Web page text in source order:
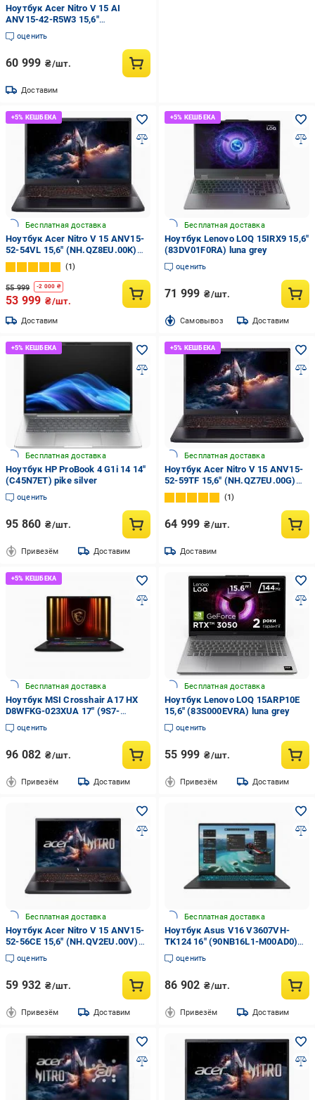
Ноутбук Acer Nitro V 15 AI
ANV15-42-R5W3 15,6"
(NH.U31EU.00C) obsidian black
оценить
60 999 ₴/шт.
Доставим
Бесплатная доставка
Ноутбук Acer Nitro V 15 ANV15-
52-54VL 15,6" (NH.QZ8EU.00K)
black
1
55 999 -2 000 ₴
53 999 ₴/шт.
Доставим
Бесплатная доставка
Ноутбук Lenovo LOQ 15IRX9 15,6"
(83DV01F0RA) luna grey
оценить
71 999 ₴/шт.
Cамовывоз Доставим
Бесплатная доставка
Ноутбук HP ProBook 4 G1i 14 14"
(C45N7ET) pike silver
оценить
95 860 ₴/шт.
Привезём Доставим
Бесплатная доставка
Ноутбук Acer Nitro V 15 ANV15-
52-59TF 15,6" (NH.QZ7EU.00G)
obsidian black
1
64 999 ₴/шт.
Доставим
Бесплатная доставка
Ноутбук MSI Crosshair A17 HX
D8WFKG-023XUA 17" (9S7-
17TL23-023) cosmos gray
оценить
96 082 ₴/шт.
Привезём Доставим
Бесплатная доставка
Ноутбук Lenovo LOQ 15ARP10E
15,6" (83S000EVRA) luna grey
оценить
55 999 ₴/шт.
Привезём Доставим
Бесплатная доставка
Ноутбук Acer Nitro V 15 ANV15-
52-56CE 15,6" (NH.QV2EU.00V)
obsidian black
оценить
59 932 ₴/шт.
Привезём Доставим
Бесплатная доставка
Ноутбук Asus V16 V3607VH-
TK124 16" (90NB16L1-M00AD0)
matte black
оценить
86 902 ₴/шт.
Привезём Доставим